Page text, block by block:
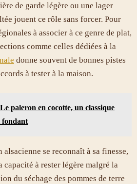
de garde légère ou une lager
jouent ce rôle sans forcer. Pour
à associer à ce genre de plat,
comme celles dédiées à la
donne souvent de bonnes pistes
à tester à la maison.
Le paleron en cocotte, un classique
fondant
alsacienne se reconnaît à sa finesse,
capacité à rester légère malgré la
du séchage des pommes de terre